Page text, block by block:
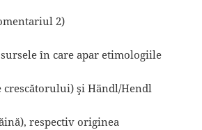
2)
în care apar etimologiile
şi Händl/Hendl
respectiv originea